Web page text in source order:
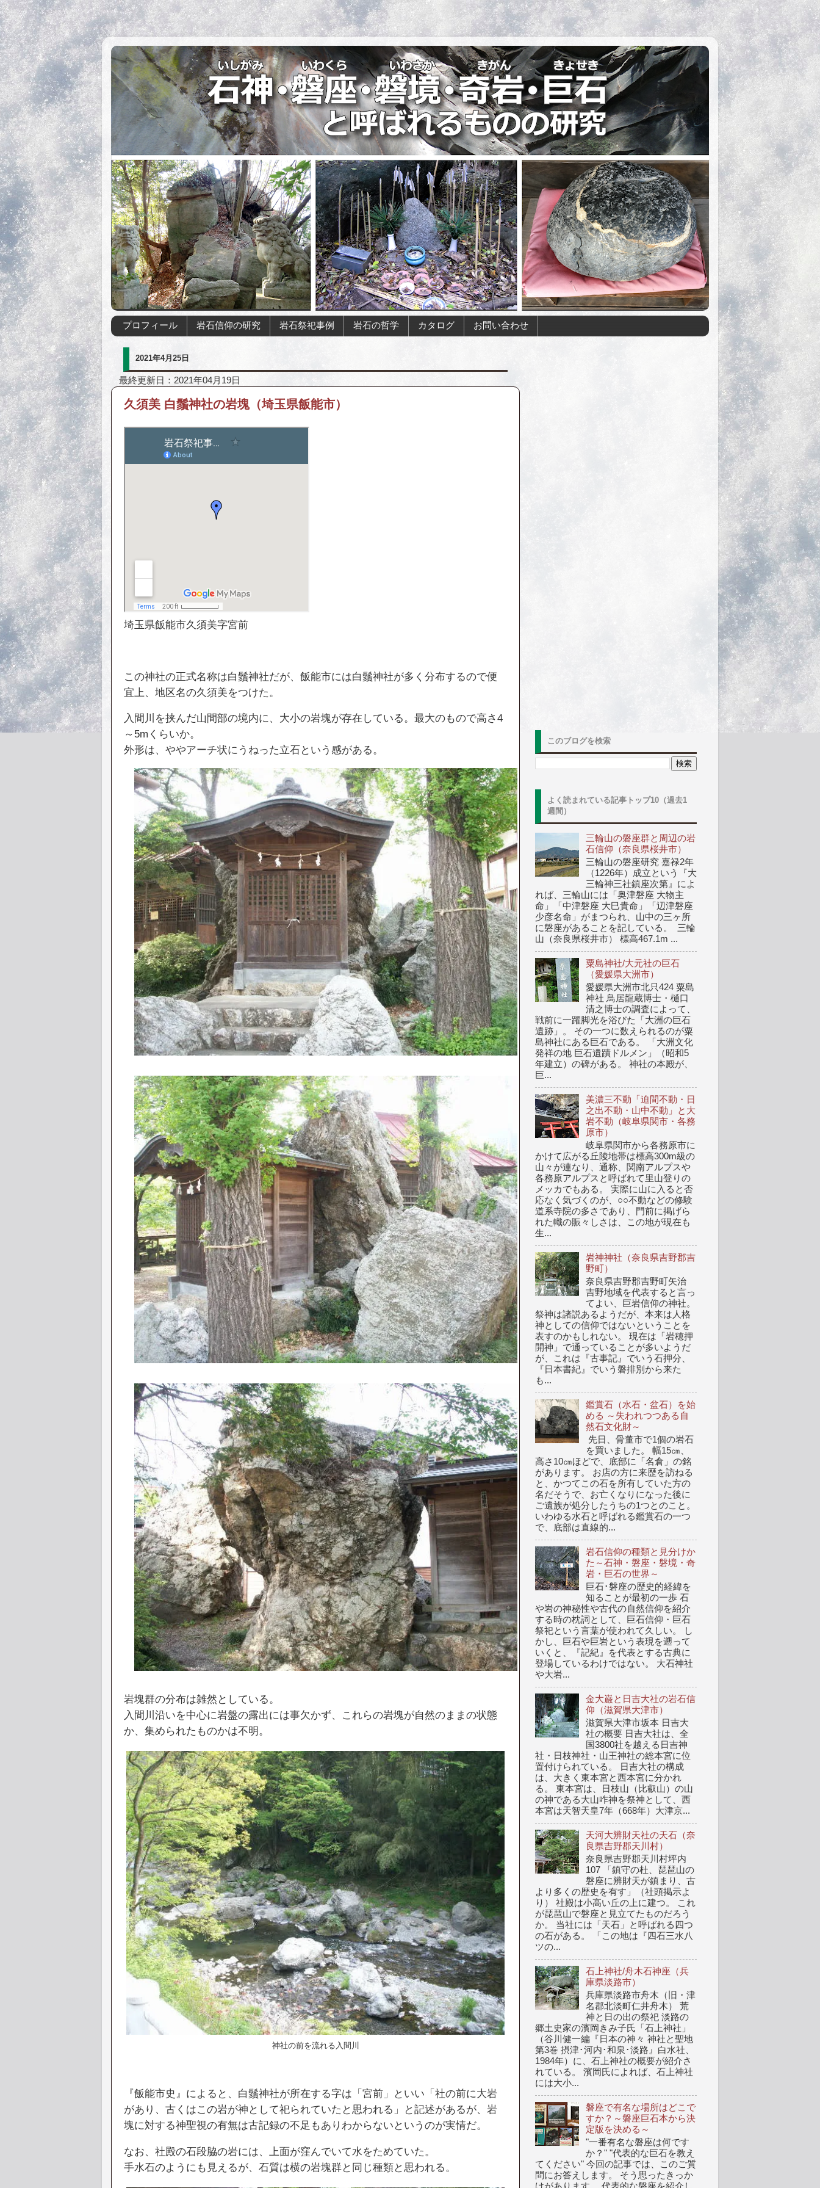
プロフィール 岩石信仰の研究 岩石祭祀事例 岩石の哲学 カタログ お問い合わせ
2021年4月25日
最終更新日：2021年04月19日
久須美 白鬚神社の岩塊（埼玉県飯能市）
埼玉県飯能市久須美字宮前
この神社の正式名称は白鬚神社だが、飯能市には白鬚神社が多く分布するので便
宜上、地区名の久須美をつけた。
入間川を挟んだ山間部の境内に、大小の岩塊が存在している。最大のもので高さ4
～5mくらいか。
外形は、ややアーチ状にうねった立石という感がある。
岩塊群の分布は雑然としている。
入間川沿いを中心に岩盤の露出には事欠かず、これらの岩塊が自然のままの状態
か、集められたものかは不明。
神社の前を流れる入間川
『飯能市史』によると、白鬚神社が所在する字は「宮前」といい「社の前に大岩
があり、古くはこの岩が神として祀られていたと思われる」と記述があるが、岩
塊に対する神聖視の有無は古記録の不足もありわからないというのが実情だ。
なお、社殿の石段脇の岩には、上面が窪んでいて水をためていた。
手水石のようにも見えるが、石質は横の岩塊群と同じ種類と思われる。
このブログを検索
よく読まれている記事トップ10（過去1
週間）
三輪山の磐座群と周辺の岩
石信仰（奈良県桜井市）
三輪山の磐座研究 嘉禄2年
（1226年）成立という『大
三輪神三社鎮座次第』によ
れば、三輪山には「奥津磐座 大物主
命」「中津磐座 大巳貴命」「辺津磐座
少彦名命」がまつられ、山中の三ヶ所
に磐座があることを記している。 三輪
山（奈良県桜井市） 標高467.1m ...
粟島神社/大元社の巨石
（愛媛県大洲市）
愛媛県大洲市北只424 粟島
神社 鳥居龍蔵博士・樋口
清之博士の調査によって、
戦前に一躍脚光を浴びた「大洲の巨石
遺跡」。 その一つに数えられるのが粟
島神社にある巨石である。 「大洲文化
発祥の地 巨石遺蹟ドルメン」（昭和5
年建立）の碑がある。 神社の本殿が、
巨...
美濃三不動「迫間不動・日
之出不動・山中不動」と大
岩不動（岐阜県関市・各務
原市）
岐阜県関市から各務原市に
かけて広がる丘陵地帯は標高300m級の
山々が連なり、通称、関南アルプスや
各務原アルプスと呼ばれて里山登りの
メッカでもある。 実際に山に入ると否
応なく気づくのが、○○不動などの修験
道系寺院の多さであり、門前に掲げら
れた幟の賑々しさは、この地が現在も
生...
岩神神社（奈良県吉野郡吉
野町）
奈良県吉野郡吉野町矢治
吉野地域を代表すると言っ
てよい、巨岩信仰の神社。
祭神は諸説あるようだが、本来は人格
神としての信仰ではないということを
表すのかもしれない。 現在は「岩穂押
開神」で通っていることが多いようだ
が、これは『古事記』でいう石押分、
『日本書紀』でいう磐排別から来た
も...
鑑賞石（水石・盆石）を始
める ～失われつつある自
然石文化財～
先日、骨董市で1個の岩石
を買いました。 幅15㎝、
高さ10㎝ほどで、底部に「名倉」の銘
があります。 お店の方に来歴を訪ねる
と、かつてこの石を所有していた方の
名だそうで、お亡くなりになった後に
ご遺族が処分したうちの1つとのこと。
いわゆる水石と呼ばれる鑑賞石の一つ
で、底部は直線的...
岩石信仰の種類と見分けか
た～石神・磐座・磐境・奇
岩・巨石の世界～
巨石･磐座の歴史的経緯を
知ることが最初の一歩 石
や岩の神秘性や古代の自然信仰を紹介
する時の枕詞として、巨石信仰・巨石
祭祀という言葉が使われて久しい。 し
かし、巨石や巨岩という表現を遡って
いくと、『記紀』を代表とする古典に
登場しているわけではない。 大石神社
や大岩...
金大巌と日吉大社の岩石信
仰（滋賀県大津市）
滋賀県大津市坂本 日吉大
社の概要 日吉大社は、全
国3800社を越える日吉神
社・日枝神社・山王神社の総本宮に位
置付けられている。 日吉大社の構成
は、大きく東本宮と西本宮に分かれ
る。 東本宮は、日枝山（比叡山）の山
の神である大山咋神を祭神として、西
本宮は天智天皇7年（668年）大津京...
天河大辨財天社の天石（奈
良県吉野郡天川村）
奈良県吉野郡天川村坪内
107 「鎮守の杜、琵琶山の
磐座に辨財天が鎮まり、古
より多くの歴史を有す」（社頭掲示よ
り） 社殿は小高い丘の上に建つ。 これ
が琵琶山で磐座と見立てたものだろう
か。 当社には「天石」と呼ばれる四つ
の石がある。 「この地は『四石三水八
ツの...
石上神社/舟木石神座（兵
庫県淡路市）
兵庫県淡路市舟木（旧・津
名郡北淡町仁井舟木） 荒
神と日の出の祭祀 淡路の
郷土史家の濱岡きみ子氏「石上神社」
（谷川健一編『日本の神々 神社と聖地
第3巻 摂津･河内･和泉･淡路』白水社、
1984年）に、石上神社の概要が紹介さ
れている。 濱岡氏によれば、石上神社
には大小...
磐座で有名な場所はどこで
すか？～磐座巨石本から決
定版を決める～
"一番有名な磐座は何です
か？" "代表的な巨石を教え
てください" 今回の記事では、このご質
問にお答えします。 そう思ったきっか